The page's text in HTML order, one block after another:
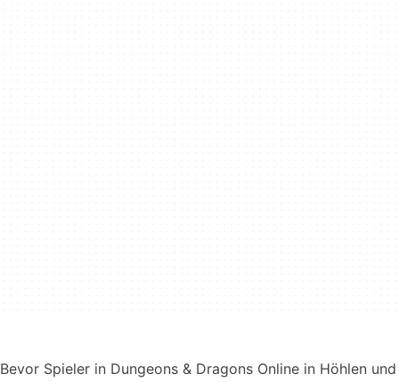
Bevor Spieler in Dungeons & Dragons Online in Höhlen und